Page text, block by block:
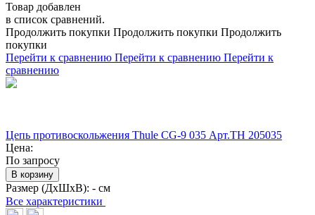
Товар добавлен
в список сравнений.
Продолжить покупки Продолжить покупки Продолжить
покупки
Перейти к сравнению Перейти к сравнению Перейти к
сравнению
Цепь противоскольжения Thule CG-9 035 Арт.TH 205035
Цена:
По запросу
В корзину
Размер (ДхШхВ): - см
Все характеристики